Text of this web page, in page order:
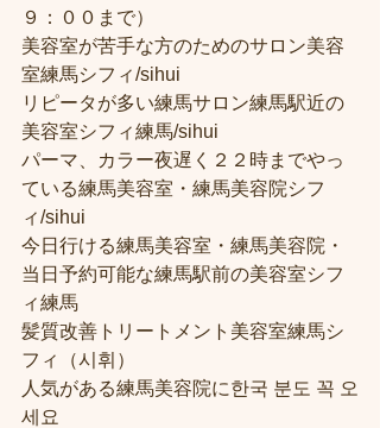
９：００まで）
美容室が苦手な方のためのサロン美容
室練馬シフィ/sihui
リピータが多い練馬サロン練馬駅近の
美容室シフィ練馬/sihui
パーマ、カラー夜遅く２２時までやっ
ている練馬美容室・練馬美容院シフ
ィ/sihui
今日行ける練馬美容室・練馬美容院・
当日予約可能な練馬駅前の美容室シフ
ィ練馬
髪質改善トリートメント美容室練馬シ
フィ（시휘）
人気がある練馬美容院に한국 분도 꼭 오
세요